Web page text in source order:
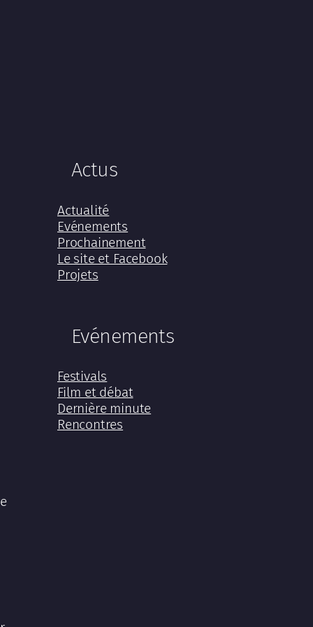
Actus
Actualité
Evénements
Prochainement
Le site et Facebook
Projets
Evénements
Festivals
Film et débat
Dernière minute
Rencontres